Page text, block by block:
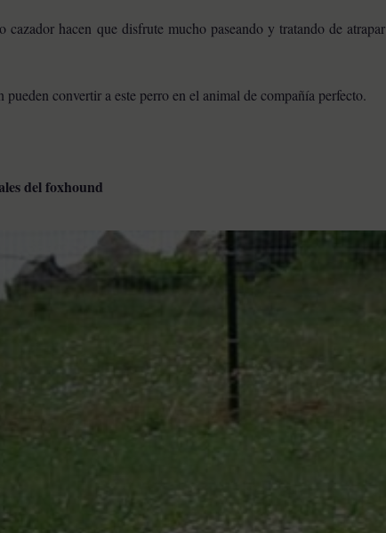
cazador hacen que disfrute mucho paseando y tratando de
pueden convertir a este perro en el animal de compañía perfecto.
del foxhound